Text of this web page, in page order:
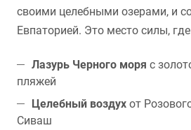
своими целебными озерами, и
Евпаторией. Это место силы,
Лазурь Черного моря с
пляжей
Целебный воздух от
Сиваш